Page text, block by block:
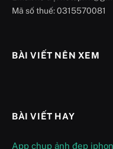
Mã số thuế: 0315570081
BÀI VIẾT NÊN XEM
BÀI VIẾT HAY
App chụp ảnh đẹp